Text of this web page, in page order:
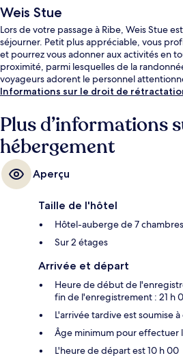
Weis Stue
Lors de votre passage à Ribe, Weis Stue
séjourner. Petit plus appréciable, vous
et pourrez vous adonner aux activités en
proximité, parmi lesquelles de la
voyageurs adorent le personnel
Informations sur le droit de
Plus d’informations
hébergement
Aperçu
Taille de l'hôtel
Hôtel-auberge de 7 chambres
Sur 2 étages
Arrivée et départ
Heure de début de
fin de l'enregistrement : 21 h
L'arrivée tardive est soumise
Âge minimum pour effectuer
L'heure de départ est 10 h 00